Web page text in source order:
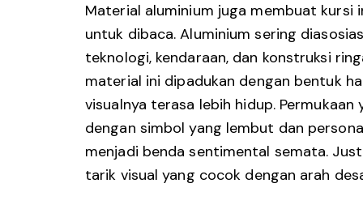
Material aluminium juga membuat kursi
untuk dibaca. Aluminium sering
teknologi, kendaraan, dan konstruksi
material ini dipadukan dengan bentuk
visualnya terasa lebih hidup.
dengan simbol yang lembut dan
menjadi benda sentimental semata.
tarik visual yang cocok dengan arah